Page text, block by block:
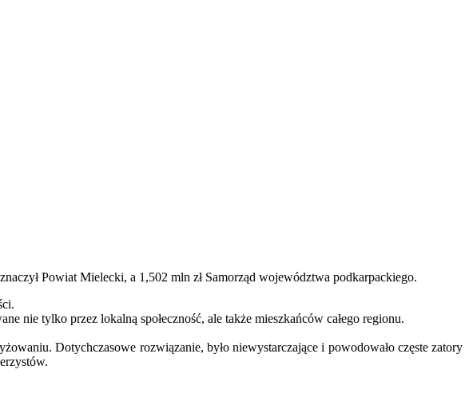
Powiat Mielecki, a 1,502 mln zł Samorząd województwa podkarpackiego.
nie tylko przez lokalną społeczność, ale także mieszkańców całego regionu.
Dotychczasowe rozwiązanie, było niewystarczające i powodowało częste zatory